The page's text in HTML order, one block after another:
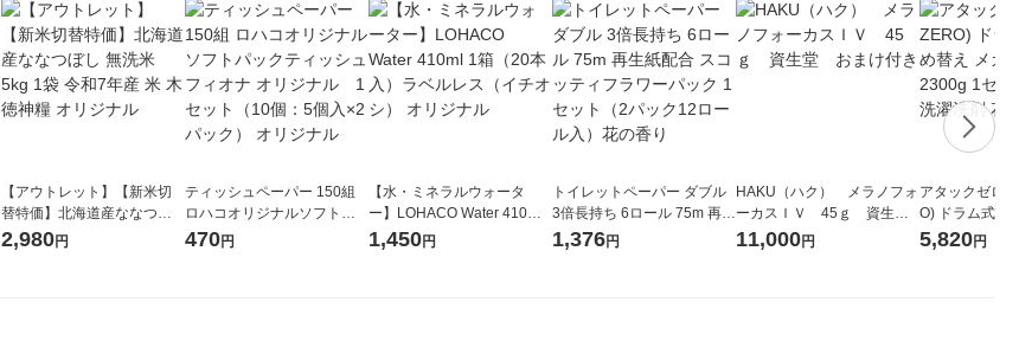
【アウトレット】【新米切
替特価】北海道産ななつぼ
し 無洗米 5kg 1袋 令和7年産
2,980円
ティッシュペーパー 150組
ロハコオリジナルソフトパ
ックティッシュ フィオナ オ
470円
【水・ミネラルウォータ
ー】LOHACO Water 410ml
1箱（20本入）ラベルレス
1,450円
トイレットペーパー ダブル
3倍長持ち 6ロール 75m 再生
紙配合 スコッティフラワー
1,376円
HAKU（ハク） メラノフォ
ーカスＩＶ 45ｇ 資生
堂 おまけ付き
11,000円
アタックゼロ
O) ドラム式専
ガジャンボ
5,820円